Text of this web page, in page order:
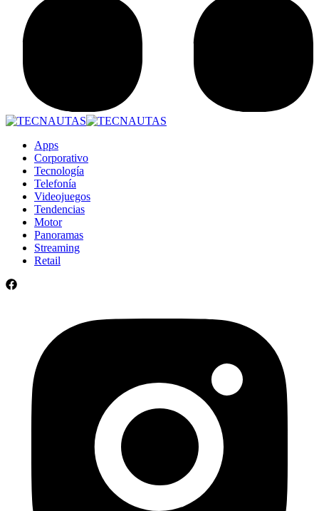
Apps
Corporativo
Tecnología
Telefonía
Videojuegos
Tendencias
Motor
Panoramas
Streaming
Retail